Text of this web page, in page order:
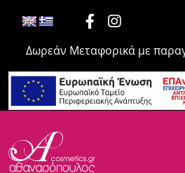
Δωρεάν Μεταφορικά με